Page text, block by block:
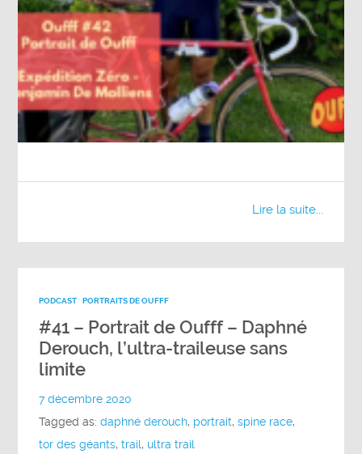
Lire la suite...
PODCAST PORTRAITS DE OUFFF
#41 – Portrait de Oufff – Daphné
Derouch, l’ultra-traileuse sans
limite
7 décembre 2020
Tagged as:daphné derouch, portrait,spine race,
tor des géants,trail, ultra trail